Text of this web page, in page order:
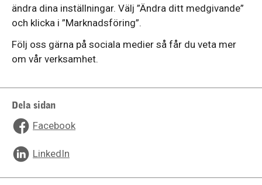
ändra dina inställningar. Välj ”Ändra ditt medgivande”
och klicka i ”Marknadsföring”.
Följ oss gärna på sociala medier så får du veta mer
om vår verksamhet.
Dela sidan
Facebook
LinkedIn